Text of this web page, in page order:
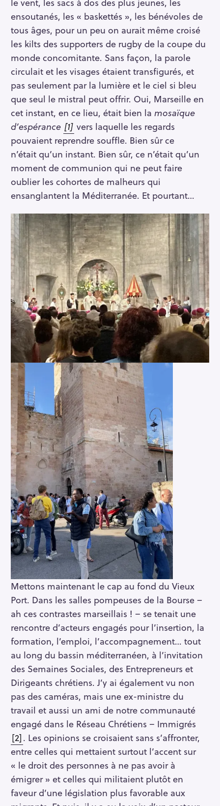
ensoutanés, les « baskettés », les bénévoles de
tous âges, pour un peu on aurait même croisé
les kilts des supporters de rugby de la coupe du
monde concomitante. Sans façon, la parole
circulait et les visages étaient transfigurés, et
pas seulement par la lumière et le ciel si bleu
que seul le mistral peut offrir. Oui, Marseille en
cet instant, en ce lieu, était bien la mosaïque
d’espérance [1] vers laquelle les regards
pouvaient reprendre souffle. Bien sûr ce
n’était qu’un instant. Bien sûr, ce n’était qu’un
moment de communion qui ne peut faire
oublier les cohortes de malheurs qui
ensanglantent la Méditerranée. Et pourtant…
Mettons maintenant le cap au fond du Vieux
Port. Dans les salles pompeuses de la Bourse –
ah ces contrastes marseillais ! – se tenait une
rencontre d’acteurs engagés pour l’insertion, la
formation, l’emploi, l’accompagnement… tout
au long du bassin méditerranéen, à l’invitation
des Semaines Sociales, des Entrepreneurs et
Dirigeants chrétiens. J’y ai également vu non
pas des caméras, mais une ex-ministre du
travail et aussi un ami de notre communauté
engagé dans le Réseau Chrétiens – Immigrés
[2]. Les opinions se croisaient sans s’affronter,
entre celles qui mettaient surtout l’accent sur
« le droit des personnes à ne pas avoir à
émigrer » et celles qui militaient plutôt en
faveur d’une législation plus favorable aux
R
e
c